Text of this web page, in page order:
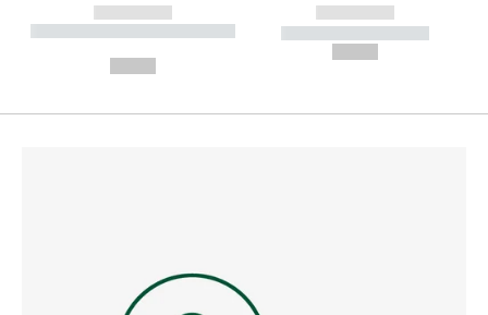
------------
----------- ----------- --------
------------
----------- -----------